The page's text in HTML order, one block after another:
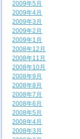
2009年5月
2009年4月
2009年3月
2009年2月
2009年1月
2008年12月
2008年11月
2008年10月
2008年9月
2008年8月
2008年7月
2008年6月
2008年5月
2008年4月
2008年3月